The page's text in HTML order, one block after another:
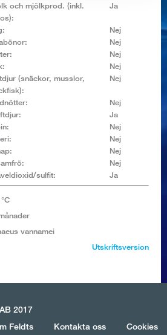
och mjölkprod. (inkl.
Ja
Nej
Nej
Nej
Nej
(snäckor, musslor,
Nej
Nej
Ja
Nej
Nej
Nej
Nej
sulfit:
Ja
vannamei
Utskriftsversion
2017
Feldts
Kontakta oss Cookies